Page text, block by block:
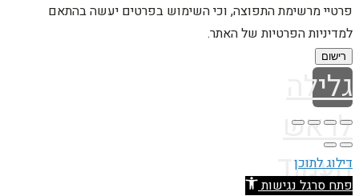
פרטיי מרשימת התפוצה, וכי השימוש בפרטים יעשה בהתאם
למדיניות הפרטיות של האתר.
רישום
גלילה
לראש
העמוד
דילוג לתוכן
פתח סרגל נגישות